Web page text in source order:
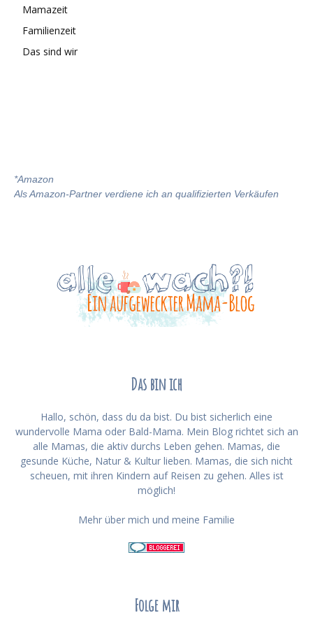
Mamazeit
Familienzeit
Das sind wir
*Amazon
Als Amazon-Partner verdiene ich an qualifizierten Verkäufen
Das bin ich
Hallo, schön, dass du da bist. Du bist sicherlich eine
wundervolle Mama oder Bald-Mama. Mein Blog richtet sich an
alle Mamas, die aktiv durchs Leben gehen. Mamas, die
gesunde Küche, Natur & Kultur lieben. Mamas, die sich nicht
scheuen, mit ihren Kindern auf Reisen zu gehen. Alles ist
möglich!
Mehr über mich und meine Familie
Folge mir